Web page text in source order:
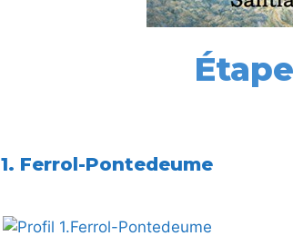
1. Ferrol-Pontedeume